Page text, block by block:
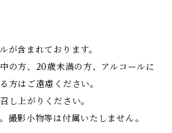
が含まれております。
の方、20歳未満の方、アルコールに
方はご遠慮ください。
し上がりください。
撮影小物等は付属いたしません。